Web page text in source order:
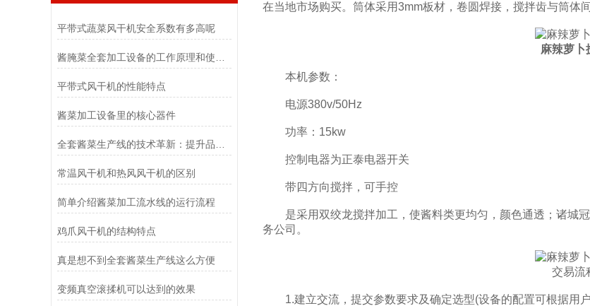
平带式蔬菜风干机安全系数有多高呢
平带式风干机的性能特点
酱菜加工设备里的核心器件
常温风干机和热风风干机的区别
简单介绍酱菜加工流水线的运行流程
鸡爪风干机的结构特点
真是想不到全套酱菜生产线这么方便
变频真空滚揉机可以达到的效果
在当地市场购买。筒体采用3mm板材，卷圆焊接，搅拌齿与筒体
麻辣萝卜
本机参数：
电源380v/50Hz
功率：15kw
控制电器为正泰电器开关
带四方向搅拌，可手控
是采用双绞龙搅拌加工，使酱料类更均匀，颜色通透；诸城
务公司。
交易流
1.建立交流，提交参数要求及确定选型(设备的配置可根据用